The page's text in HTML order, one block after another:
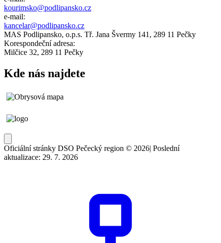
kourimsko@podlipansko.cz
e-mail:
kancelar@podlipansko.cz
MAS Podlipansko, o.p.s. Tř. Jana Švermy 141, 289 11 Pečky
Korespondeční adresa:
Milčice 32, 289 11 Pečky
Kde nás najdete
Oficiální stránky DSO Pečecký region © 2026| Poslední
aktualizace: 29. 7. 2026